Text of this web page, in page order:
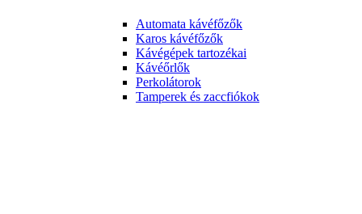
Automata kávéfőzők
Karos kávéfőzők
Kávégépek tartozékai
Kávéőrlők
Perkolátorok
Tamperek és zaccfiókok